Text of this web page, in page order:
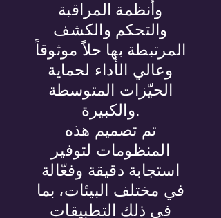
وأنظمة المراقبة
والتحكم والكشف
المرتبطة بها حلاً موثوقاً
وعالي الأداء لحماية
الحيّزات المتوسطة
والكبيرة.
تم تصميم هذه
المنظومات لتوفير
استجابة دقيقة وفعّالة
في مختلف البيئات، بما
في ذلك التطبيقات